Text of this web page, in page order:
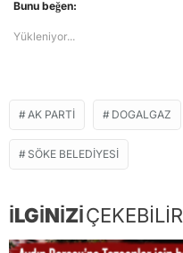
Bunu beğen:
Yükleniyor...
AK PARTI DOGALGAZ
SÖKE BELEDIYESI
İLGİNİZİÇEKEBİLİR